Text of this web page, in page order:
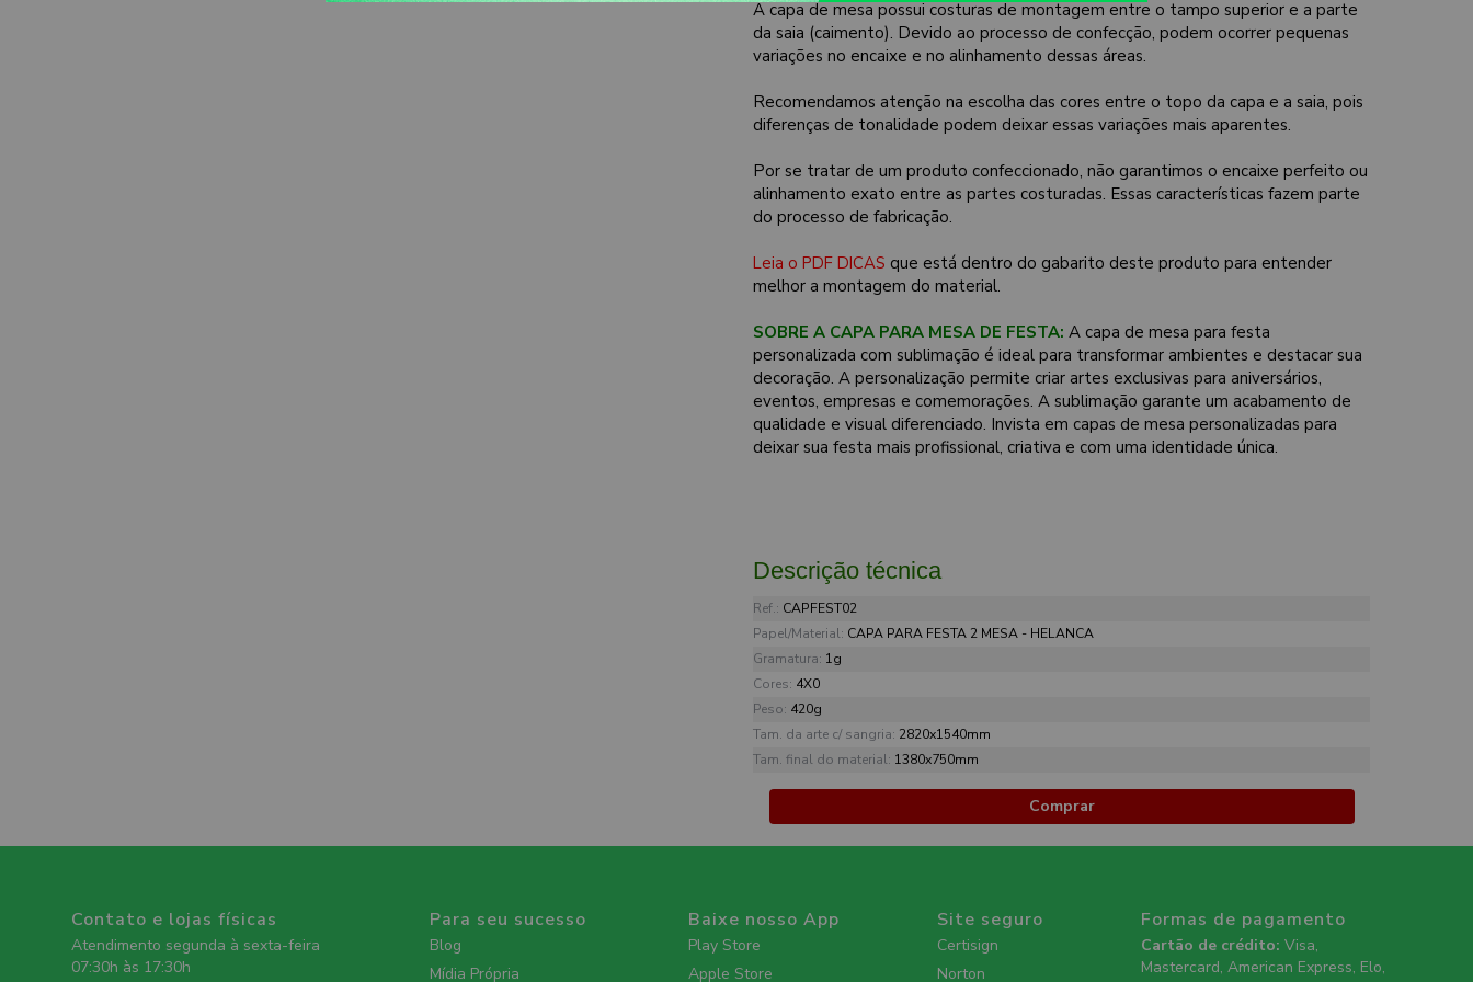
A capa de mesa possui costuras de montagem entre o tampo superior e a parte
da saia (caimento). Devido ao processo de confecção, podem ocorrer pequenas
variações no encaixe e no alinhamento dessas áreas.
Recomendamos atenção na escolha das cores entre o topo da capa e a saia, pois
diferenças de tonalidade podem deixar essas variações mais aparentes.
Por se tratar de um produto confeccionado, não garantimos o encaixe perfeito ou
alinhamento exato entre as partes costuradas. Essas características fazem parte
do processo de fabricação.
Leia o PDF DICAS que está dentro do gabarito deste produto para entender
melhor a montagem do material.
SOBRE A CAPA PARA MESA DE FESTA: A capa de mesa para festa
personalizada com sublimação é ideal para transformar ambientes e destacar sua
decoração. A personalização permite criar artes exclusivas para aniversários,
eventos, empresas e comemorações. A sublimação garante um acabamento de
qualidade e visual diferenciado. Invista em capas de mesa personalizadas para
deixar sua festa mais profissional, criativa e com uma identidade única.
Descrição técnica
Ref.: CAPFEST02
Papel/Material: CAPA PARA FESTA 2 MESA - HELANCA
Gramatura: 1g
Cores: 4X0
Peso: 420g
Tam. da arte c/ sangria: 2820x1540mm
Tam. final do material: 1380x750mm
Comprar
Contato e lojas físicas
Atendimento segunda à sexta-feira
07:30h às 17:30h
Para seu sucesso
Blog
Mídia Própria
Baixe nosso App
Play Store
Apple Store
Site seguro
Certisign
Norton
Formas de pagamento
Cartão de crédito: Visa,
Mastercard, American Express, Elo,